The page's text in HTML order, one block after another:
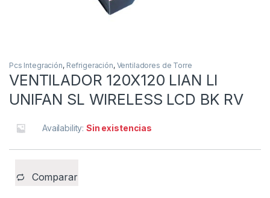
Pcs Integración, Refrigeración, Ventiladores de Torre
VENTILADOR 120X120 LIAN LI
UNIFAN SL WIRELESS LCD BK RV
Availability:Sin existencias
Comparar